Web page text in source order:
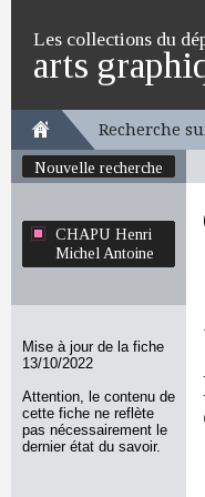
Les collections du
arts
Recherche
Nouvelle recherche
CHAPU Henri
Michel Antoine
Mise à jour de la fiche
13/10/2022
Attention, le contenu de
cette fiche ne reflète
pas nécessairement le
dernier état du savoir.